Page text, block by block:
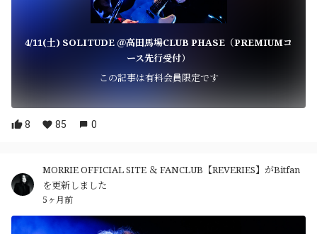
4/11(土) SOLITUDE ＠高田馬場CLUB PHASE（PREMIUMコ
ース先行受付）
この記事は有料会員限定です
8 85 0
MORRIE OFFICIAL SITE ＆ FANCLUB【REVERIES】がBitfan
を更新しました
5ヶ月前